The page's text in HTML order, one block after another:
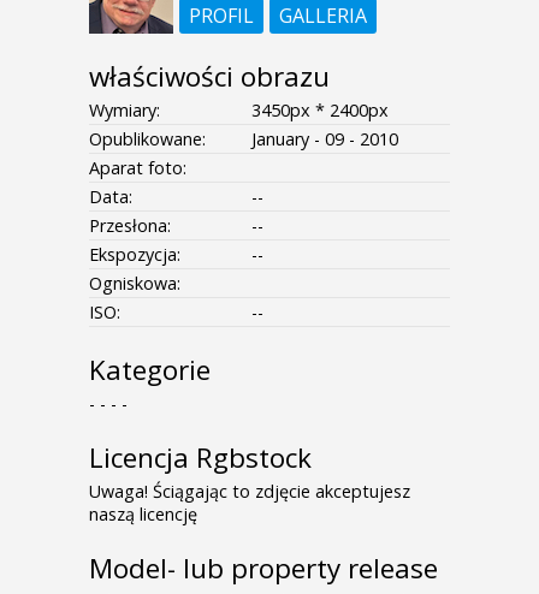
PROFIL
GALLERIA
właściwości obrazu
Wymiary:
3450px * 2400px
Opublikowane:
January - 09 - 2010
Aparat foto:
Data:
--
Przesłona:
--
Ekspozycja:
--
Ogniskowa:
ISO:
--
Kategorie
- - - -
Licencja Rgbstock
Uwaga! Ściągając to zdjęcie akceptujesz
naszą licencję
Model- lub property release